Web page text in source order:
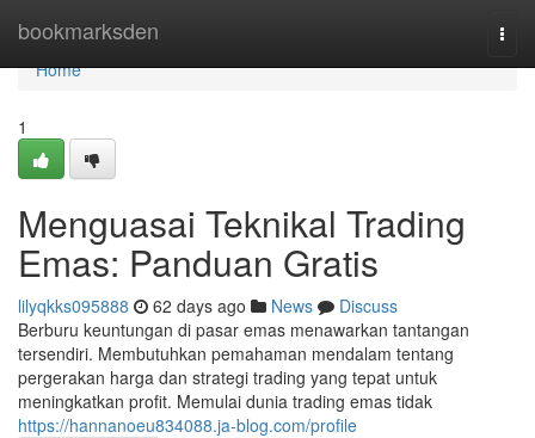
bookmarksden
Home
Home
1
Menguasai Teknikal Trading
Emas: Panduan Gratis
lilyqkks095888 62 days ago News
Discuss
Berburu keuntungan di pasar emas menawarkan tantangan
tersendiri. Membutuhkan pemahaman mendalam tentang
pergerakan harga dan strategi trading yang tepat untuk
meningkatkan profit. Memulai dunia trading emas tidak
https://hannanoeu834088.ja-blog.com/profile